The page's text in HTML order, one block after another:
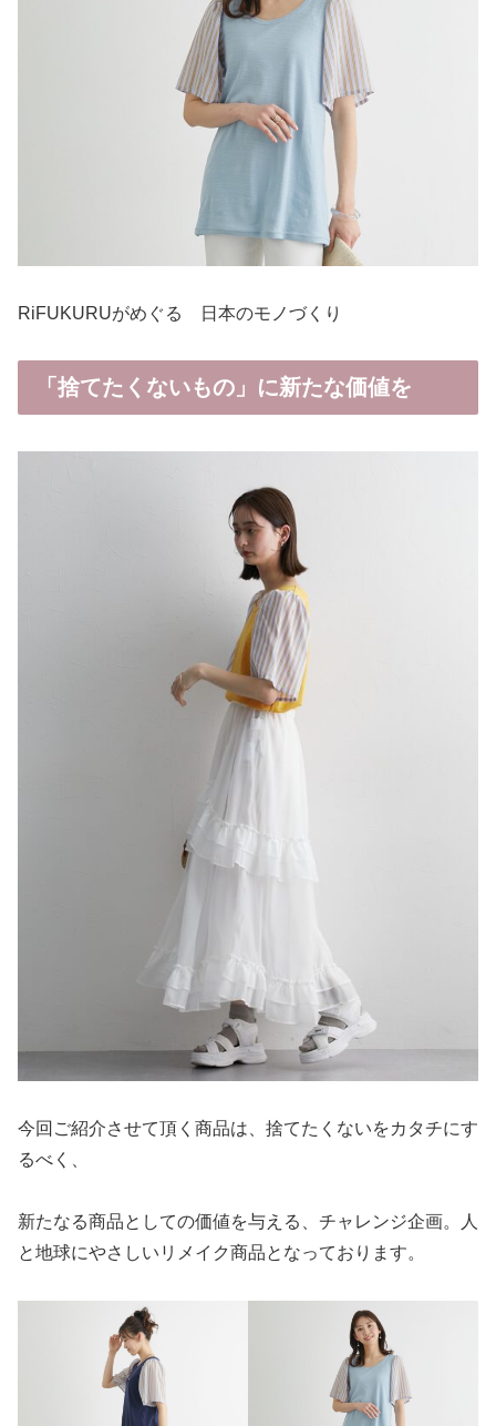
RiFUKURUがめぐる 日本のモノづくり
「捨てたくないもの」に新たな価値を
今回ご紹介させて頂く商品は、捨てたくないをカタチにす
るべく、
新たなる商品としての価値を与える、チャレンジ企画。人
と地球にやさしいリメイク商品となっております。